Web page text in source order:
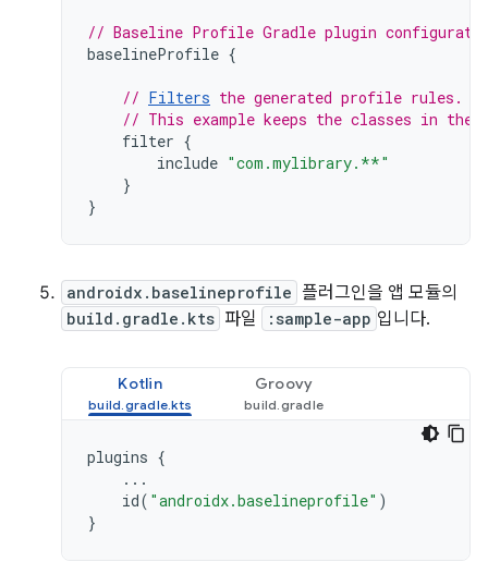
// Baseline Profile Gradle plugin
baselineProfile {
// Filters the generated profile rules.
// This example keeps the classes in the
filter {
include "com.mylibrary.**"
}
}
androidx.baselineprofile 플러그인을 앱 모듈의
build.gradle.kts 파일 :sample-app 입니다.
Kotlin Groovy
plugins {
...
id( "androidx.baselineprofile" )
}